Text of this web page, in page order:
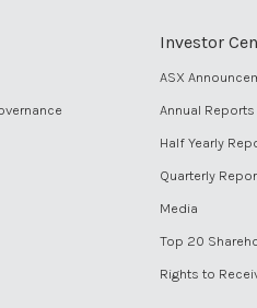
Investor
ASX
Annual Reports
Half Yearly
Quarterly
Media
Top 20
Rights to